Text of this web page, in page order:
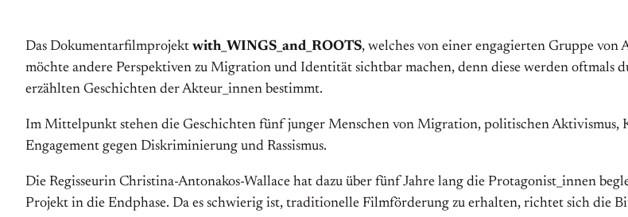
Das Dokumentarfilmprojekt with_WINGS_and_ROOTS, welches von einer engagierten Gruppe
möchte andere Perspektiven zu Migration und Identität sichtbar machen, denn diese werden oftmals
erzählten Geschichten der Akteur_innen bestimmt.
Im Mittelpunkt stehen die Geschichten fünf junger Menschen von Migration, politischen Aktivismus,
Engagement gegen Diskriminierung und Rassismus.
Die Regisseurin Christina-Antonakos-Wallace hat dazu über fünf Jahre lang die Protagonist_innen
Projekt in die Endphase. Da es schwierig ist, traditionelle Filmförderung zu erhalten, richtet sich die